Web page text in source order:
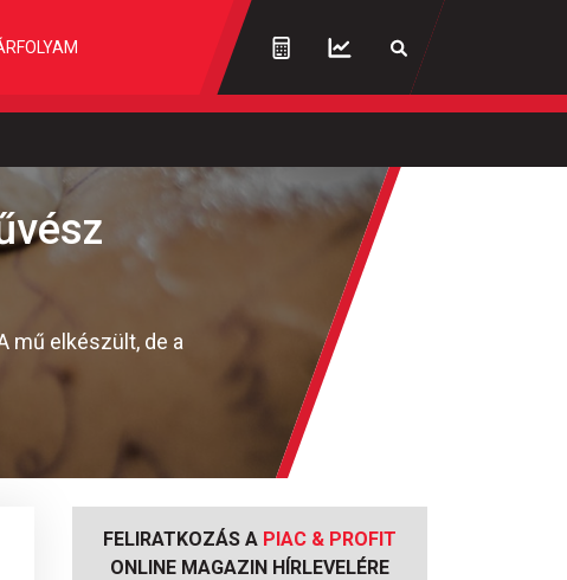
mű elkészült, de a
FELIRATKOZÁS A PIAC & PROFIT
ONLINE MAGAZIN HÍRLEVELÉRE